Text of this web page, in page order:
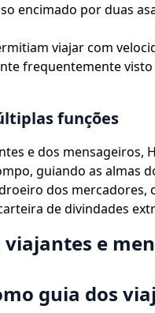
encimado por duas
viajar com
frequentemente visto
funções
e dos mensageiros,
guiando as almas
dos mercadores,
de divindades
e
guia dos